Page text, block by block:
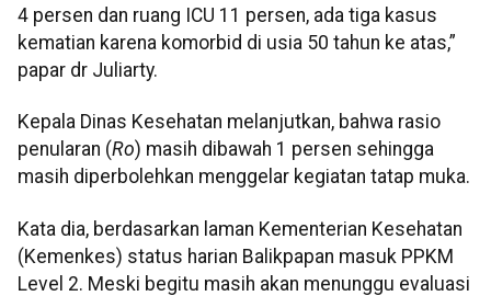
4 persen dan ruang ICU 11 persen, ada tiga kasus
kematian karena komorbid di usia 50 tahun ke atas,”
papar dr Juliarty.
Kepala Dinas Kesehatan melanjutkan, bahwa rasio
penularan (Ro) masih dibawah 1 persen sehingga
masih diperbolehkan menggelar kegiatan tatap muka.
Kata dia, berdasarkan laman Kementerian Kesehatan
(Kemenkes) status harian Balikpapan masuk PPKM
Level 2. Meski begitu masih akan menunggu evaluasi